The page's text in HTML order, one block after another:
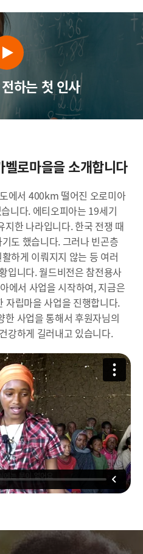
하는 첫 인사
벨로마을을 소개합니다
에서 400km 떨어진 오로미아
니다. 에티오피아는 19세기
지한 나라입니다. 한국 전쟁 때
도 했습니다. 그러나 빈곤층
하게 이뤄지지 않는 등 여러
입니다. 월드비전은 참전용사
에서 사업을 시작하여, 지금은
자립마을 사업을 진행합니다.
한 사업을 통해서 후원자님의
강하게 길러내고 있습니다.